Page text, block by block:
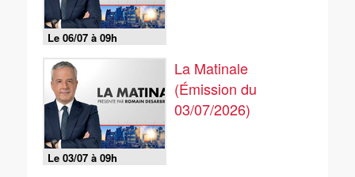
Le 06/07 à 09h
Le 03/07 à 09h
La Matinale
(Émission du
03/07/2026)